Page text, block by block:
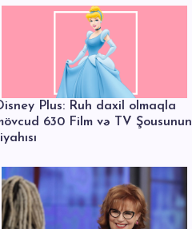
Plus: Ruh daxil olmaqla
630 Film və TV Şousunun